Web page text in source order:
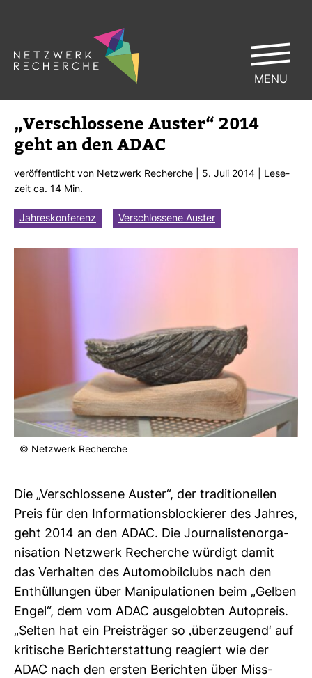
„Ver­schlos­sene Auster“ 2014
geht an den ADAC
ver­öf­fent­licht von Netz­werk Recherche | 5. Juli 2014 | Lese­
zeit ca. 14 Min.
Jahreskonferenz Verschlossene Auster
© Netz­werk Recherche
Die „Ver­schlos­sene Auster“, der tra­di­tio­nellen
Preis für den Informations­blockierer des Jahres,
geht 2014 an den ADAC. Die Jour­na­lis­ten­or­ga­
ni­sa­tion Netz­werk Recherche wür­digt damit
das Ver­halten des Auto­mo­bil­clubs nach den
Ent­hül­lungen über Mani­pu­la­tionen beim „Gelben
Engel“, dem vom ADAC aus­ge­lobten Auto­preis.
„Selten hat ein Preis­träger so ‚über­zeu­gend‘ auf
kri­ti­sche Bericht­erstat­tung reagiert wie der
ADAC nach den ersten Berichten über Miss­
MENU